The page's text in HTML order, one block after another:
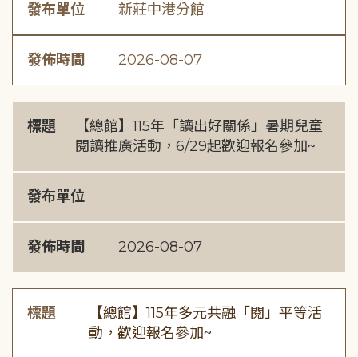
發布單位 新莊中港分館
發佈時間 2026-08-07
標題
【總館】115年「讀出好關係」暑期兒童
閱讀推廣活動，6/29起歡迎報名參加~
發布單位
發佈時間 2026-08-07
標題
【總館】115年多元共融「閱」平等活
動，歡迎報名參加~